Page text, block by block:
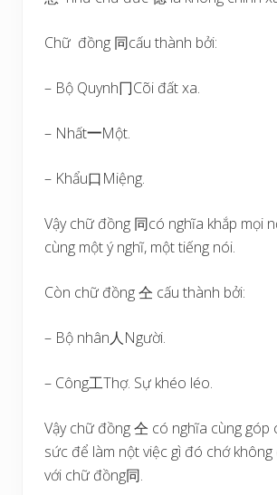
Chữ đồng 同cấu thành bởi:
– Bộ Quynh冂Cõi đất xa.
– Nhất一Một.
– Khẩu口Miệng.
Vậy chữ đồng 同có nghĩa khắp mọi
cùng một ý nghĩ, một tiếng nói.
Còn chữ đồng 仝 cấu thành bởi:
– Bộ nhân人Người.
– Công工Thợ. Sự khéo léo.
Vậy chữ đồng 仝 có nghĩa cùng góp
sức để làm nột việc gì đó chớ
với chữ đồng同.